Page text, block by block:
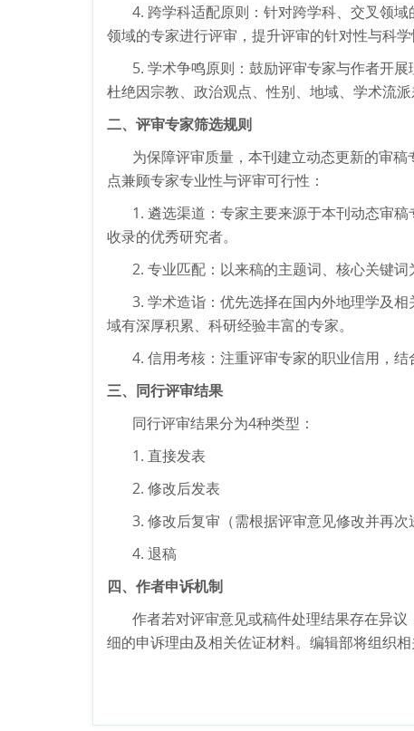
4. 跨学科适配原则：针对跨学科、交叉领
领域的专家进行评审，提升评审的针对性与科学
5. 学术争鸣原则：鼓励评审专家与作者开
杜绝因宗教、政治观点、性别、地域、学术流
二、评审专家筛选规则
为保障评审质量，本刊建立动态更新的审
点兼顾专家专业性与评审可行性：
1. 遴选渠道：专家主要来源于本刊动态审
收录的优秀研究者。
2. 专业匹配：以来稿的主题词、核心关键
3. 学术造诣：优先选择在国内外地理学及
域有深厚积累、科研经验丰富的专家。
4. 信用考核：注重评审专家的职业信用， 结
三、 同行评审结果
同行评审结果分为4种类型：
1. 直接发表
2. 修改后发表
3. 修改后复审（需根据评审意见修改并再次
4. 退稿
四、作者申诉机制
作者若对评审意见或稿件处理结果存在异
细的申诉理由及相关佐证材料。编辑部将组织